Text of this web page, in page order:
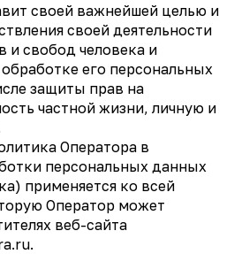
своей важнейшей целью и
своей деятельности
и свобод человека и
его персональных
защиты прав на
частной жизни, личную и
Оператора в
персональных данных
применяется ко всей
Оператор может
веб-сайта